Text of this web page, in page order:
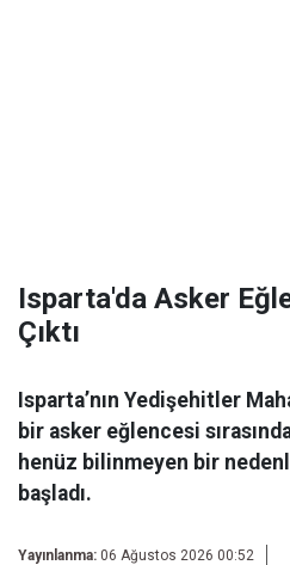
Isparta'da Asker
Çıktı
Isparta’nın Yedişehitler
bir asker eğlencesi
henüz bilinmeyen bir
başladı.
Yayınlanma: 06 Ağustos 2026 00:52